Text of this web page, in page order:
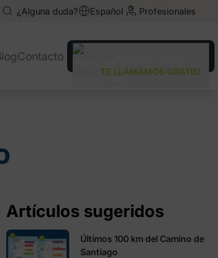
¿Alguna duda? Español
English
English
Profesionales
Contacto
TE LLAMAMOS GRATIS!
Artículos sugeridos
Últimos 100 km del Camino de
Santiago